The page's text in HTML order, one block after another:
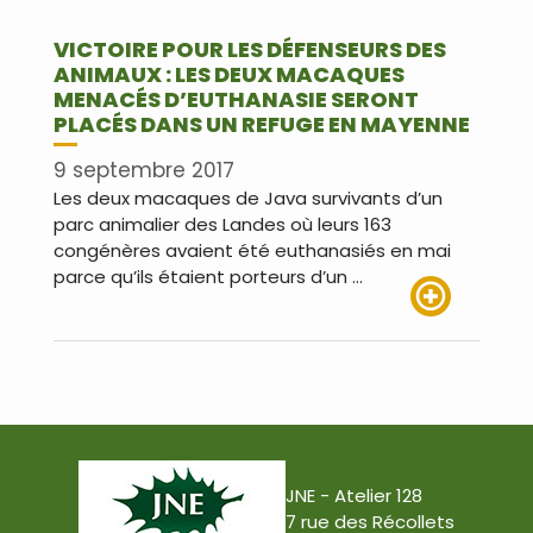
VICTOIRE POUR LES DÉFENSEURS DES
ANIMAUX : LES DEUX MACAQUES
MENACÉS D’EUTHANASIE SERONT
PLACÉS DANS UN REFUGE EN MAYENNE
9 septembre 2017
Les deux macaques de Java survivants d’un
parc animalier des Landes où leurs 163
congénères avaient été euthanasiés en mai
parce qu’ils étaient porteurs d’un …
JNE - Atelier 128
7 rue des Récollets